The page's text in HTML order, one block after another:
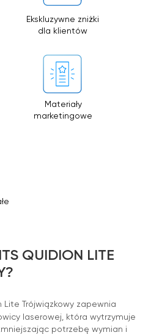
Materiały
marketingowe
Ekskluzywne zniżki
dla klientów
QUIDION LITE
Lite Trójwiązkowy zapewnia
laserowej, która wytrzymuje
potrzebę wymian i
a-esthetic.co.uk